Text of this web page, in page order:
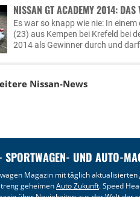
NISSAN GT ACADEMY 2014: DAS
Es war so knapp wie nie: In
(23) aus Kempen bei Krefeld bei
2014 als Gewinner durch und
Nissan-News
SPORTWAGEN- UND AUTO-
Magazin mit täglich aktualisierten
geheimenAuto Zukunft. Speed